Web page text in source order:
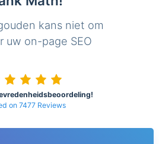
kans niet om
uw on-page SEO
on 7477 Reviews